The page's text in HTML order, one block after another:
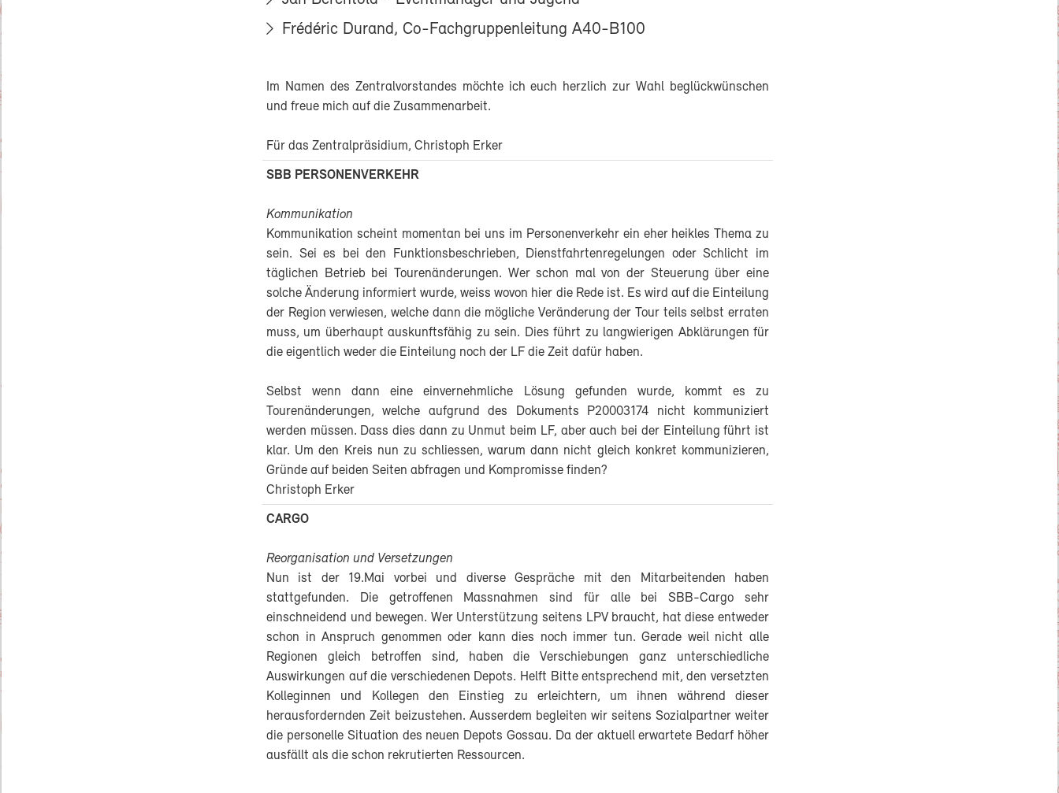
Frédéric Durand, Co-Fachgruppenleitung A40-B100
Im Namen des Zentralvorstandes möchte ich euch herzlich zur Wahl beglückwünschen
und freue mich auf die Zusammenarbeit.
Für das Zentralpräsidium, Christoph Erker
SBB PERSONENVERKEHR
Kommunikation
Kommunikation scheint momentan bei uns im Personenverkehr ein eher heikles Thema zu
sein. Sei es bei den Funktionsbeschrieben, Dienstfahrtenregelungen oder Schlicht im
täglichen Betrieb bei Tourenänderungen. Wer schon mal von der Steuerung über eine
solche Änderung informiert wurde, weiss wovon hier die Rede ist. Es wird auf die Einteilung
der Region verwiesen, welche dann die mögliche Veränderung der Tour teils selbst erraten
muss, um überhaupt auskunftsfähig zu sein. Dies führt zu langwierigen Abklärungen für
die eigentlich weder die Einteilung noch der LF die Zeit dafür haben.
Selbst wenn dann eine einvernehmliche Lösung gefunden wurde, kommt es zu
Tourenänderungen, welche aufgrund des Dokuments P20003174 nicht kommuniziert
werden müssen. Dass dies dann zu Unmut beim LF, aber auch bei der Einteilung führt ist
klar. Um den Kreis nun zu schliessen, warum dann nicht gleich konkret kommunizieren,
Gründe auf beiden Seiten abfragen und Kompromisse finden?
Christoph Erker
CARGO
Reorganisation und Versetzungen
Nun ist der 19.Mai vorbei und diverse Gespräche mit den Mitarbeitenden haben
stattgefunden. Die getroffenen Massnahmen sind für alle bei SBB-Cargo sehr
einschneidend und bewegen. Wer Unterstützung seitens LPV braucht, hat diese entweder
schon in Anspruch genommen oder kann dies noch immer tun. Gerade weil nicht alle
Regionen gleich betroffen sind, haben die Verschiebungen ganz unterschiedliche
Auswirkungen auf die verschiedenen Depots. Helft Bitte entsprechend mit, den versetzten
Kolleginnen und Kollegen den Einstieg zu erleichtern, um ihnen während dieser
herausfordernden Zeit beizustehen. Ausserdem begleiten wir seitens Sozialpartner weiter
die personelle Situation des neuen Depots Gossau. Da der aktuell erwartete Bedarf höher
ausfällt als die schon rekrutierten Ressourcen.